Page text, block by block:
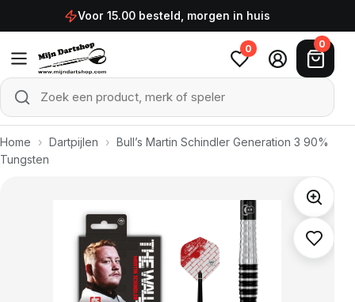
Ga naar de inhoudVoor 15.00 besteld, morgen in huis
Zoek een product, merk of speler
Zoeken
0 0
Home › Dartpijlen › Bull’s Martin Schindler Generation 3 90%
Tungsten